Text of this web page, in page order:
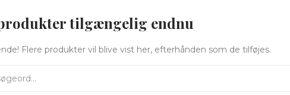
tilgængelig endnu
Flere produkter vil blive vist her, efterhånden som de tilføjes.